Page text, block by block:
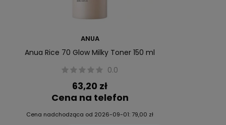
ANUA
Anua Rice 70 Glow Milky Toner 150 ml
0.0
63,20 zł
Cena na telefon
Cena nadchodząca od 2026-09-01: 79,00 zł